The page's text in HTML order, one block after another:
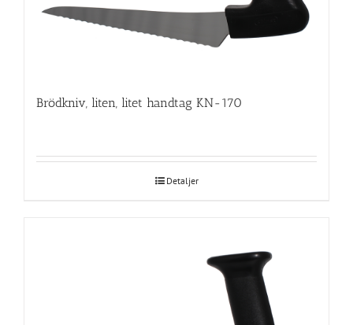
Brödkniv, liten, litet handtag KN-170
Detaljer